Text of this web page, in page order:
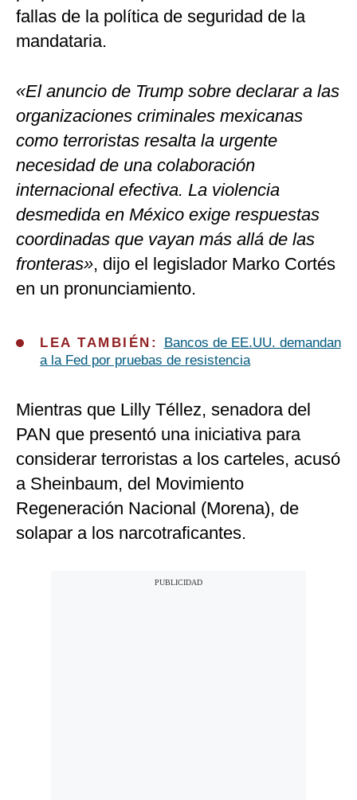
fallas de la política de seguridad de la
mandataria.
«El anuncio de Trump sobre declarar a las
organizaciones criminales mexicanas
como terroristas resalta la urgente
necesidad de una colaboración
internacional efectiva. La violencia
desmedida en México exige respuestas
coordinadas que vayan más allá de las
fronteras», dijo el legislador Marko Cortés
en un pronunciamiento.
LEA TAMBIÉN:
Bancos de EE.UU. demandan
a la Fed por pruebas de resistencia
Mientras que Lilly Téllez, senadora del
PAN que presentó una iniciativa para
considerar terroristas a los carteles, acusó
a Sheinbaum, del Movimiento
Regeneración Nacional (Morena), de
solapar a los narcotraficantes.